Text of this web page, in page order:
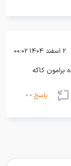
2 اسفند 1404 00:02
برامون کاکه
پاسخ